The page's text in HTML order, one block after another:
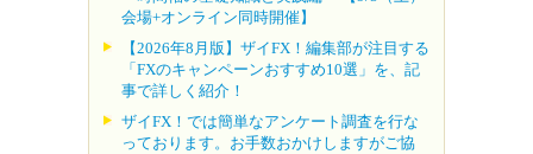
会場+オンライン同時開催】
【2026年8月版】ザイFX！編集部が注目する
「FXのキャンペーンおすすめ10選」を、記
事で詳しく紹介！
ザイFX！では簡単なアンケート調査を行な
っております。お手数おかけしますがご協